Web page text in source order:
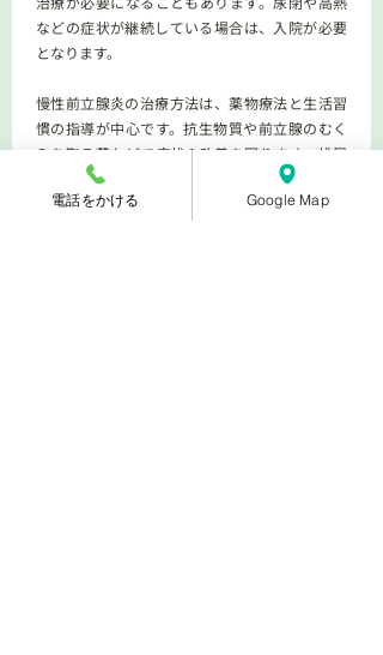
などの症状が継続している場合は、入院が必要
となります。
慢性前立腺炎の治療方法は、薬物療法と生活習
慣の指導が中心です。抗生物質や前立腺のむく
みを取る薬などで症状の改善を図ります。排尿
障害がある場合には、α遮断薬を使用することも
あります。また、再発が多いため、治療後も半
電話をかける Google Map